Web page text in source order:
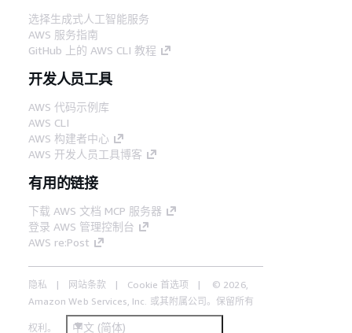
选择生成式人工智能服务
AWS 服务指南
GitHub 上的 AWS CLI 教程
开发人员工具
AWS 代码示例库
AWS CLI
AWS 构建者中心
AWS 开发人员工具博客
有用的链接
下载 AWS 文档 MCP 服务器
登录 AWS 管理控制台
AWS re:Post
隐私 网站条款 Cookie 首选项
© 2026,
Amazon Web Services, Inc. 或其附属公司。保留所有
权利。 中文 (简体)